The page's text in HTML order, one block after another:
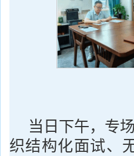
当日下午，专
织结构化面试、